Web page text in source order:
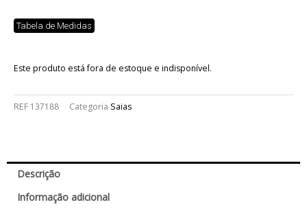
Tabela de Medidas
Este produto está fora de estoque e indisponível.
REF 137188 Categoria Saias
Descrição
Informação adicional